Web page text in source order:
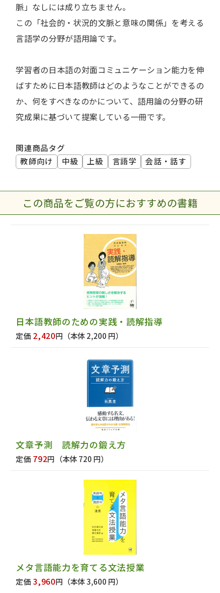
脈」なしには成り立ちません。
この「社会的・状況的文脈と意味の関係」を考える
言語学の分野が語用論です。
学習者の日本語の対面コミュニケーション能力を伸
ばすために日本語教師はどのようなことができるの
か、何をすべきなのかについて、語用論の分野の研
究成果に基づいて提案している一冊です。
関連商品タグ
教師向け
中級 上級 言語学 会話・話す
この商品をご覧の方におすすめの書籍
日本語教師のための実践・読解指導
定価 2,420円 （本体 2,200 円）
文章予測 読解力の鍛え方
定価 792円 （本体 720 円）
メタ言語能力を育てる文法授業
定価3,960円 （本体 3,600 円）